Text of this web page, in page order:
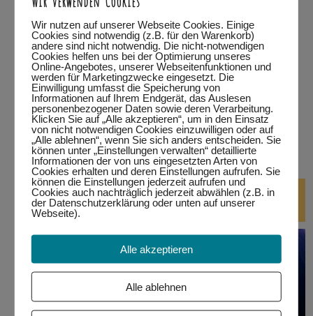
…in Kempten
…in Marktoberdorf
…in Wertach
alle Termine
bitte auf den jeweiligen Link klicken.Eine Teilnahme ist nur
mit Anmeldung möglich!
DJ-Kurse
Wir nutzen auf unserer Webseite Cookies. Einige
Cookies sind notwendig (z.B. für den Warenkorb)
andere sind nicht notwendig. Die nicht-notwendigen
Cookies helfen uns bei der Optimierung unseres
Online-Angebotes, unserer Webseitenfunktionen und
werden für Marketingzwecke eingesetzt. Die
Einwilligung umfasst die Speicherung von
Informationen auf Ihrem Endgerät, das Auslesen
personenbezogener Daten sowie deren Verarbeitung.
Klicken Sie auf „Alle akzeptieren“, um in den Einsatz
von nicht notwendigen Cookies einzuwilligen oder auf
„Alle ablehnen“, wenn Sie sich anders entscheiden. Sie
können unter „Einstellungen verwalten“ detaillierte
Informationen der von uns eingesetzten Arten von
Cookies erhalten und deren Einstellungen aufrufen. Sie
können die Einstellungen jederzeit aufrufen und
Cookies auch nachträglich jederzeit abwählen (z.B. in
der Datenschutzerklärung oder unten auf unserer
Webseite).
Alle akzeptieren
Alle ablehnen